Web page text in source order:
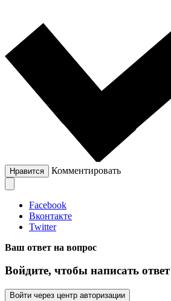
Нравится Комментировать
Facebook
Вконтакте
Twitter
Ваш ответ на вопрос
Войдите, чтобы написать ответ
Войти через центр авторизации